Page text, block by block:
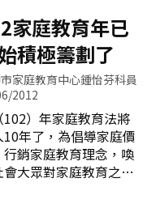
辦競賽，協助各校加入
部圖書網等，期藉由本
文化
定位，結合智慧手機，
社區著名的景點，像大
、雪見國家公園，都能
位一線牽」，栩栩如生
現在大家的眼前。另
落進行護溪工作、生
學，不讓遊客釣魚，藉
育孩子能重視環保、保
態。在烏石分校，學校
行賞螢活動，當夜幕低
莫大打擊與遺憾，基於
防重於發生」之原則，
相關防範一氧化碳中毒
作法，加強宣導安全觀
生一氧化碳中毒事件
變能力，希各級學校配
理宣導工作，以發揮預
能，減少或消弭相關事
何謂一氧化碳
無
家庭教育年已
積極籌劃了
家庭教育中心鍾怡芬科員
2012
102）年家庭教育法將
10年了，為倡導家庭價
行銷家庭教育理念，喚
會大眾對家庭教育之重